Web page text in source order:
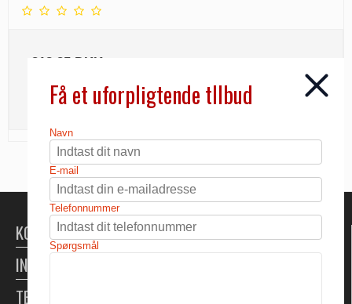
218,25 DKK
INFO
KONTAKT
INFORMATION
TELTUDLEJNING
Få et uforpligtende tllbud
Navn
E-mail
Telefonnummer
Spørgsmål